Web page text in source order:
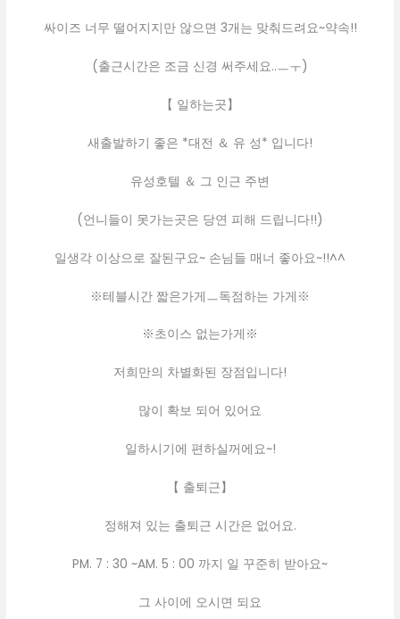
싸이즈 너무 떨어지지만 않으면 3개는 맞춰드려요~약속!!
(출근시간은 조금 신경 써주세요..ㅡㅜ)
【 일하는곳】
새출발하기 좋은 *대전 ＆ 유 성* 입니다!
유성호텔 ＆ 그 인근 주변
(언니들이 못가는곳은 당연 피해 드립니다!!)
일생각 이상으로 잘된구요~ 손님들 매너 좋아요~!!^^
※테블시간 짧은가게ㅡ독점하는 가게※
※초이스 없는가게※
저희만의 차별화된 장점입니다!
많이 확보 되어 있어요
일하시기에 편하실꺼에요~!
【 출퇴근】
정해져 있는 출퇴근 시간은 없어요.
PM. 7 : 30 ~AM. 5 : 00 까지 일 꾸준히 받아요~
그 사이에 오시면 되요